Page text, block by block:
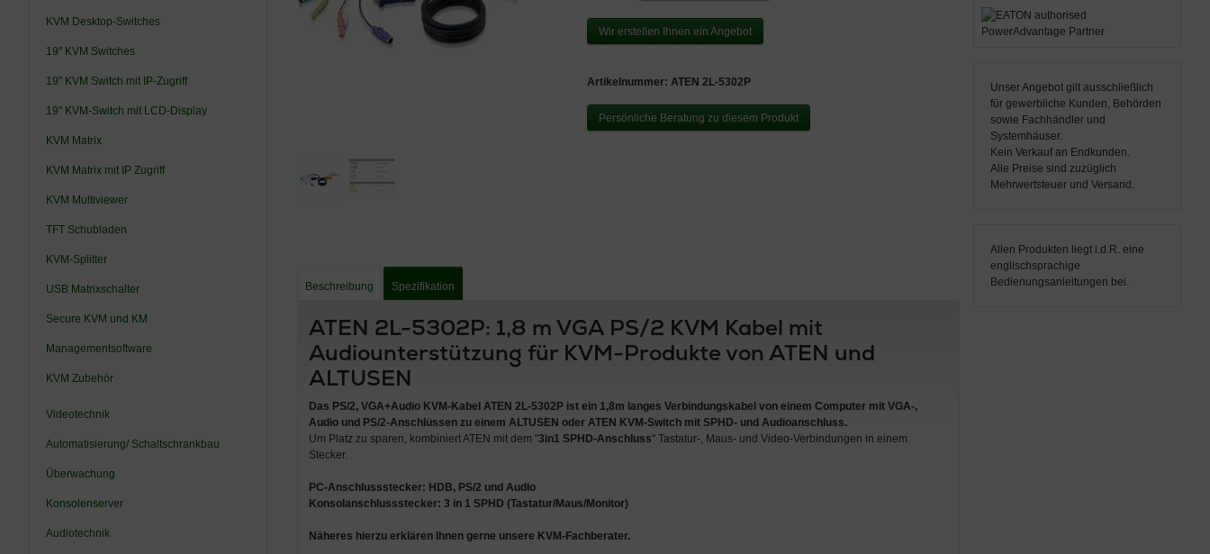
KVM Desktop-Switches
19'' KVM Switches
19'' KVM Switch mit IP-Zugriff
19'' KVM-Switch mit LCD-Display
KVM Matrix
KVM Matrix mit IP Zugriff
KVM Multiviewer
TFT Schubladen
KVM-Splitter
USB Matrixschalter
Secure KVM und KM
Managementsoftware
KVM Zubehör
Videotechnik
Automatisierung/ Schaltschrankbau
Überwachung
Konsolenserver
Audiotechnik
Wir erstellen Ihnen ein Angebot
Artikelnummer: ATEN 2L-5302P
Persönliche Beratung zu diesem Produkt
Beschreibung Spezifikation
ATEN 2L-5302P: 1,8 m VGA PS/2 KVM Kabel mit
Audiounterstützung für KVM-Produkte von ATEN und
ALTUSEN
Das PS/2, VGA+Audio KVM-Kabel ATEN 2L-5302P ist ein 1,8m langes Verbindungskabel von einem Computer mit VGA-,
Audio und PS/2-Anschlüssen zu einemALTUSEN oder ATEN KVM-Switch mit SPHD- und Audioanschluss.
Um Platz zu sparen, kombiniert ATEN mit dem "3in1 SPHD-Anschluss" Tastatur-, Maus- und Video-Verbindungen in einem
Stecker.
PC-Anschlussstecker: HDB, PS/2 und Audio
Konsolanschlussstecker: 3 in 1 SPHD (Tastatur/Maus/Monitor)
Näheres hierzu erklären Ihnen gerne unsere KVM-Fachberater.
Unser Angebot gilt ausschließlich
für gewerbliche Kunden, Behörden
sowie Fachhändler und
Systemhäuser.
Kein Verkauf an Endkunden.
Alle Preise sind zuzüglich
Mehrwertsteuer und Versand.
Allen Produkten liegt i.d.R. eine
englischsprachige
Bedienungsanleitungen bei.